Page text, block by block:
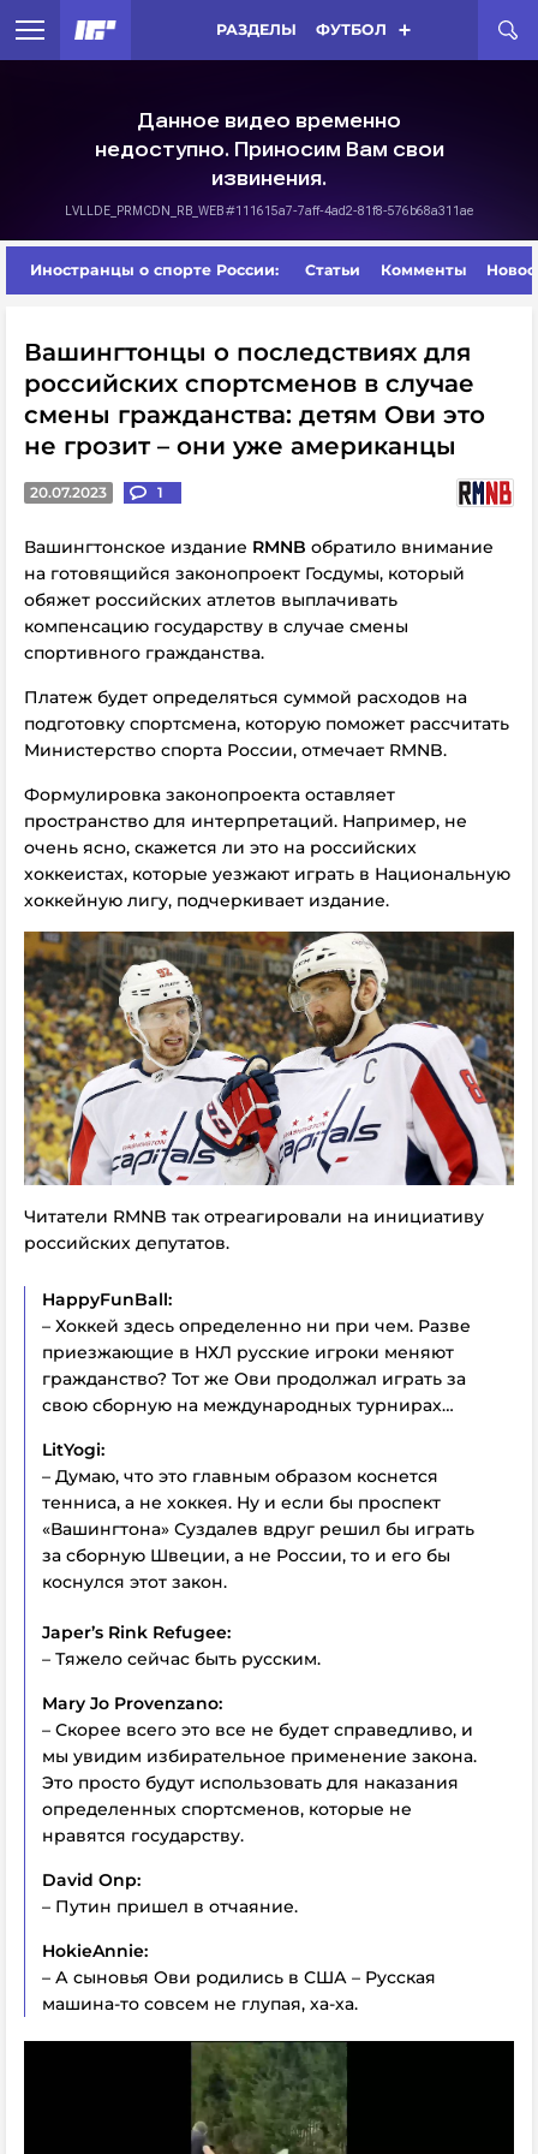
РАЗДЕЛЫ ФУТБОЛ
Иностранцы о спорте России: Статьи Комменты
Вашингтонцы о последствиях для
российских спортсменов в случае
смены гражданства: детям Ови это
не грозит – они уже американцы
20.07.2023 1
Вашингтонское издание RMNB обратило внимание
на готовящийся законопроект Госдумы, который
обяжет российских атлетов выплачивать
компенсацию государству в случае смены
спортивного гражданства.
Платеж будет определяться суммой расходов на
подготовку спортсмена, которую поможет рассчитать
Министерство спорта России, отмечает RMNB.
Формулировка законопроекта оставляет
пространство для интерпретаций. Например, не
очень ясно, скажется ли это на российских
хоккеистах, которые уезжают играть в Национальную
хоккейную лигу, подчеркивает издание.
Читатели RMNB так отреагировали на инициативу
российских депутатов.
HappyFunBall:
– Хоккей здесь определенно ни при чем. Разве
приезжающие в НХЛ русские игроки меняют
гражданство? Тот же Ови продолжал играть за
свою сборную на международных турнирах…
LitYogi:
– Думаю, что это главным образом коснется
тенниса, а не хоккея. Ну и если бы проспект
«Вашингтона» Суздалев вдруг решил бы играть
за сборную Швеции, а не России, то и его бы
коснулся этот закон.
Japer’s Rink Refugee:
– Тяжело сейчас быть русским.
Mary Jo Provenzano:
– Скорее всего это все не будет справедливо, и
мы увидим избирательное применение закона.
Это просто будут использовать для наказания
определенных спортсменов, которые не
нравятся государству.
David Onp:
– Путин пришел в отчаяние.
HokieAnnie:
– А сыновья Ови родились в США – Русская
машина-то совсем не глупая, ха-ха.